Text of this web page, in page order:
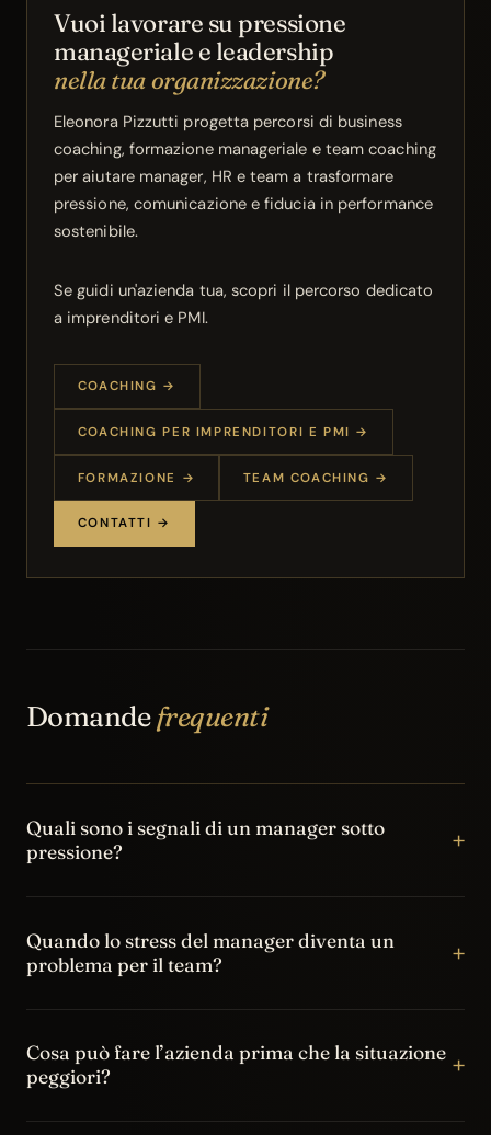
Vuoi lavorare su pressione
manageriale e leadership
nella tua organizzazione?
Eleonora Pizzutti progetta percorsi di business
coaching, formazione manageriale e team coaching
per aiutare manager, HR e team a trasformare
pressione, comunicazione e fiducia in performance
sostenibile.
Se guidi un'azienda tua, scopri il percorso dedicato
a imprenditori e PMI.
COACHING →
COACHING PER IMPRENDITORI E PMI →
FORMAZIONE → TEAM COACHING →
CONTATTI →
Domandefrequenti
Quali sono i segnali di un manager sotto
pressione?
+
disponibilità all’ascolto, decisioni reattive,
comunicazione brusca, difficoltà a delegare e tendenza a
Quando lo stress del manager diventa un
problema per il team?
+
una norma relazionale: il team lavora in allarme, evita il
confronto, aspetta istruzioni continue o perde fiducia e
Cosa può fare l’azienda prima che la situazione
peggiori?
+